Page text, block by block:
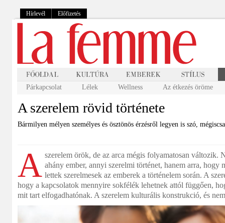
Hírlevél Előfizetés
Párkapcsolat Lélek Wellness Az étkezés öröme
A szerelem rövid története
Bármilyen mélyen személyes és ösztönös érzésről legyen is szó,
A szerelem örök, de az arca mégis folyamatosan változik.
ahány ember, annyi szerelmi történet, hanem arra, hogy
lettek szerelmesek az emberek a történelem során. A
hogy a kapcsolatok mennyire sokfélék lehetnek attól függően,
mit tart elfogadhatónak. A szerelem kulturális konstrukció, és